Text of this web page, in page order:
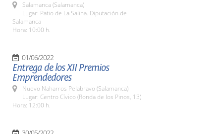
Salamanca (Salamanca)
Lugar: Patio de La Salina. Diputación de
Salamanca
Hora: 10:00 h.
01/06/2022
Entrega de los XII Premios
Emprendedores
Nuevo Naharros Pelabravo (Salamanca)
Lugar: Centro Cívico (Ronda de los Pinos, 13)
Hora: 12:00 h.